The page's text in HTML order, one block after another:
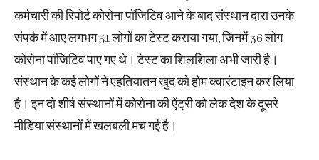
कर्मचारी की रिपोर्ट कोरोना पॉजिटिव आने के बाद संस्थान द्वारा उनके
संपर्क में आए लगभग 51 लोगों का टेस्ट कराया गया, जिनमें 36 लोग
कोरोना पॉजिटिव पाए गए थे। टेस्ट का शिलशिला अभी जारी है।
संस्थान के कई लोगों ने एहतियातन खुद को होम क्वारंटाइन कर लिया
है। इन दो शीर्ष संस्थानों में कोरोना की ऐंट्री को लेक देश के दूसरे
मीडिया संस्थानों में खलबली मच गई है।